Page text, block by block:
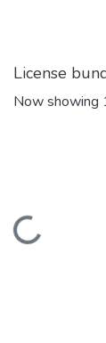
License
Now showing
Loading...